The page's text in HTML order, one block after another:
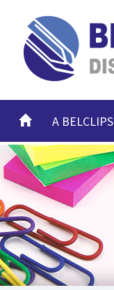
HOMEA BELCLIPS